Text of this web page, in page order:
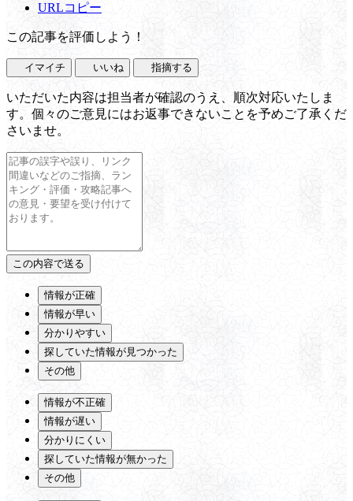
URLコピー
この記事を評価しよう！
イマイチ いいね 指摘する
いただいた内容は担当者が確認のうえ、順次対応いたしま
す。個々のご意見にはお返事できないことを予めご了承くだ
さいませ。
情報が正確
情報が早い
分かりやすい
探していた情報が見つかった
その他
情報が不正確
情報が遅い
分かりにくい
探していた情報が無かった
その他